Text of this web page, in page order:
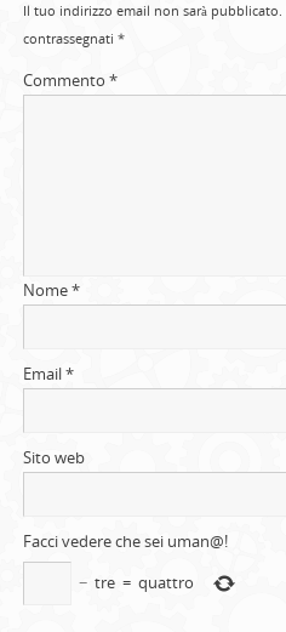
Il tuo indirizzo email non sarà pubblicato.
contrassegnati *
Commento *
Nome*
Email*
Sito web
Facci vedere che sei uman@!
− tre = quattro